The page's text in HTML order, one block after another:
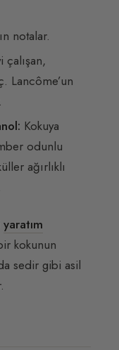
notalar.
Lancôme’un
Kokuya
odunlu
ağırlıklı
yaratım
kokunun
sedir gibi asil